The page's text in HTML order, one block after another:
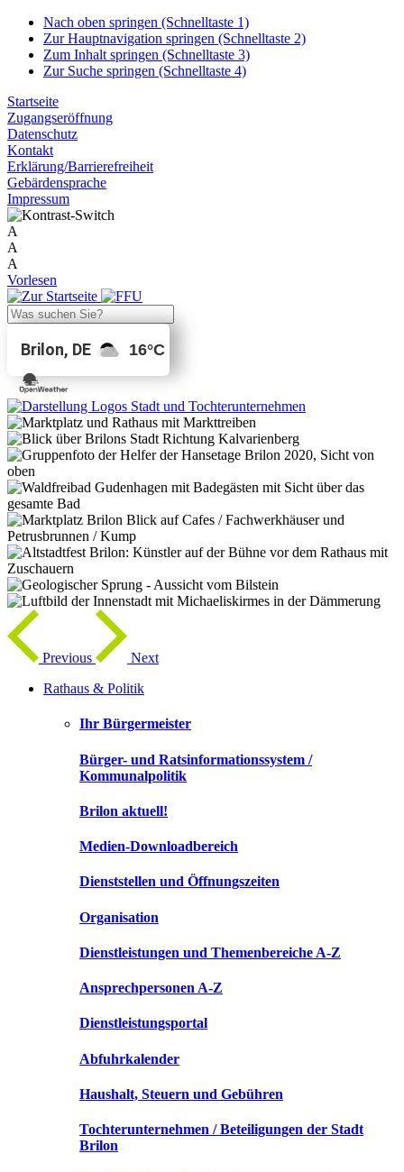
Nach oben springen (Schnelltaste 1)
Zur Hauptnavigation springen (Schnelltaste 2)
Zum Inhalt springen (Schnelltaste 3)
Zur Suche springen (Schnelltaste 4)
Startseite
Zugangseröffnung
Datenschutz
Kontakt
Erklärung/Barrierefreiheit
Gebärdensprache
Impressum
A
A
A
Vorlesen
Brilon, DE 16°C
Previous
Next
Rathaus & Politik
Ihr Bürgermeister
Bürger- und Ratsinformationssystem /
Kommunalpolitik
Brilon aktuell!
Medien-Downloadbereich
Dienststellen und Öffnungszeiten
Organisation
Dienstleistungen und Themenbereiche A-Z
Ansprechpersonen A-Z
Dienstleistungsportal
Abfuhrkalender
Haushalt, Steuern und Gebühren
Tochterunternehmen / Beteiligungen der Stadt
Brilon